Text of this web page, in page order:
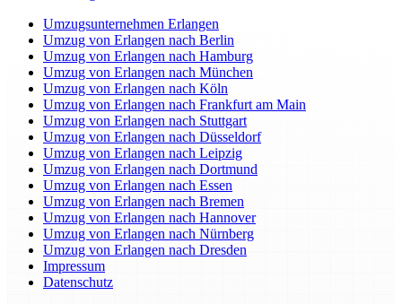
Umzugsunternehmen Erlangen
Umzug von Erlangen nach Berlin
Umzug von Erlangen nach Hamburg
Umzug von Erlangen nach München
Umzug von Erlangen nach Köln
Umzug von Erlangen nach Frankfurt am Main
Umzug von Erlangen nach Stuttgart
Umzug von Erlangen nach Düsseldorf
Umzug von Erlangen nach Leipzig
Umzug von Erlangen nach Dortmund
Umzug von Erlangen nach Essen
Umzug von Erlangen nach Bremen
Umzug von Erlangen nach Hannover
Umzug von Erlangen nach Nürnberg
Umzug von Erlangen nach Dresden
Impressum
Datenschutz